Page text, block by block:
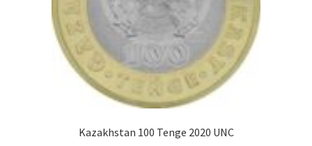
Kazakhstan 100 Tenge 2020 UNC